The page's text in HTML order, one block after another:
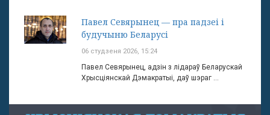
Павел Севярынец — пра падзеі і
будучыню Беларусі
06 студзеня 2026, 15:24
Павел Севярынец, адзін з лідараў Беларускай
Хрысціянскай Дэмакратыі, даў шэраг ...